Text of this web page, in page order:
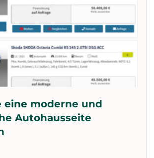
eine moderne und
Autohausseite